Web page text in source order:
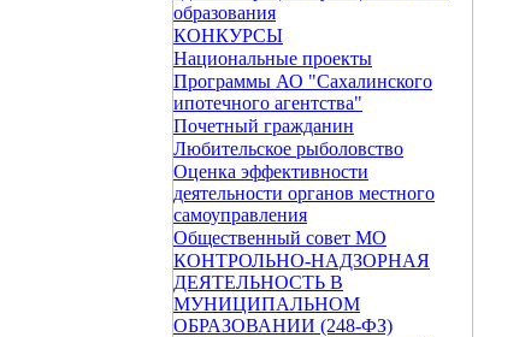
образования
КОНКУРСЫ
Национальные проекты
Программы АО "Сахалинского
ипотечного агентства"
Почетный гражданин
Любительское рыболовство
Оценка эффективности
деятельности органов местного
самоуправления
Общественный совет МО
КОНТРОЛЬНО-НАДЗОРНАЯ
ДЕЯТЕЛЬНОСТЬ В
МУНИЦИПАЛЬНОМ
ОБРАЗОВАНИИ (248-ФЗ)